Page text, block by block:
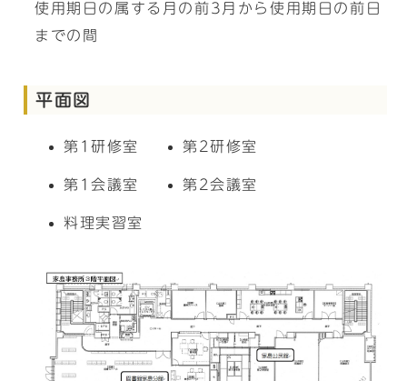
使用期日の属する月の前3月から使用期日の前日
までの間
平面図
第1研修室 第2研修室
第1会議室 第2会議室
料理実習室